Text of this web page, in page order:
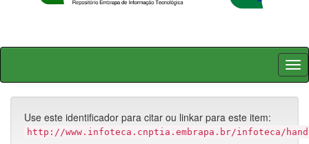
Skip
Use este identificador para citar ou linkar para este item:
http://www.infoteca.cnptia.embrapa.br/infoteca/